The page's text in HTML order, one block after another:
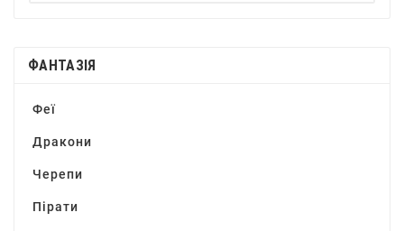
ФАНТАЗІЯ
Феї
Дракони
Черепи
Пірати